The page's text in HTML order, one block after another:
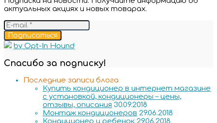
актуальных акциях и новых товарах.
Подписаться
by Opt-In Hound
Спасибо за подписку!
Последние записи блога
Купить кондиционер в интернет магазине
с установкой, кондиционеры – цены,
отзывы, описания 30.09.2018
Монтаж кондиционеров 29.06.2018